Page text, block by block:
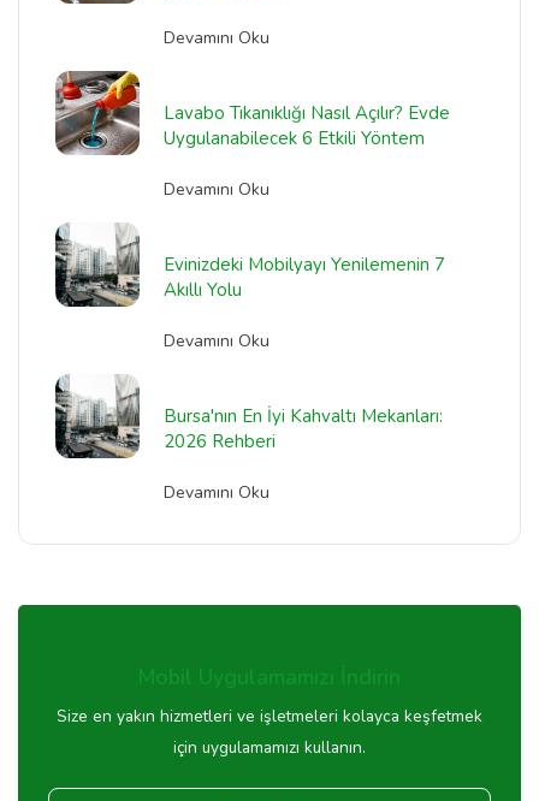
Devamını Oku
Lavabo Tıkanıklığı Nasıl Açılır? Evde
Uygulanabilecek 6 Etkili Yöntem
Devamını Oku
Evinizdeki Mobilyayı Yenilemenin 7
Akıllı Yolu
Devamını Oku
Bursa'nın En İyi Kahvaltı Mekanları:
2026 Rehberi
Devamını Oku
Mobil Uygulamamızı İndirin
Size en yakın hizmetleri ve işletmeleri kolayca keşfetmek
için uygulamamızı kullanın.